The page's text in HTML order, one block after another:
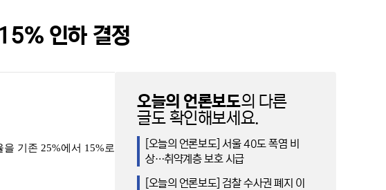
인하 결정
을 기존 25%에서 15%로
오늘의 언론보도의 다른
글도 확인해보세요.
[오늘의 언론보도] 서울 40도 폭염 비
상…취약계층 보호 시급
[오늘의 언론보도] 검찰 수사권 폐지 이